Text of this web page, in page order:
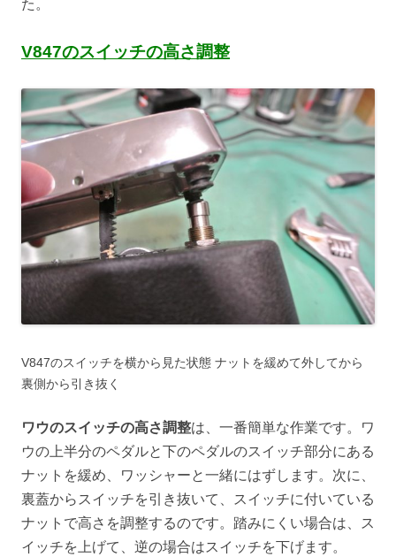
た。
V847のスイッチの高さ調整
V847のスイッチを横から見た状態 ナットを緩めて外してから
裏側から引き抜く
ワウのスイッチの高さ調整は、一番簡単な作業です。ワ
ウの上半分のペダルと下のペダルのスイッチ部分にある
ナットを緩め、ワッシャーと一緒にはずします。次に、
裏蓋からスイッチを引き抜いて、スイッチに付いている
ナットで高さを調整するのです。踏みにくい場合は、ス
イッチを上げて、逆の場合はスイッチを下げます。